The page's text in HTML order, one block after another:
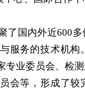
了国内外近600多
服务的技术机构。
业委员会、检测
会等，形成了